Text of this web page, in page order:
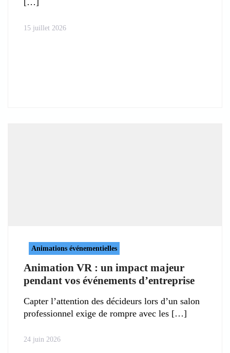
15 juillet 2026
Animations événementielles
Animation VR : un impact majeur
pendant vos événements d’entreprise
Capter l’attention des décideurs lors d’un salon
professionnel exige de rompre avec les
24 juin 2026